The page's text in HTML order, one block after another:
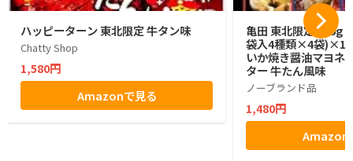
ハッピーターン 東北限定 牛タン味
Chatty Shop
1,580円
Amazonで見る
亀田 東北限定 176g
袋入4種類×4袋)×1
いか焼き醤油マヨネ
ター 牛たん風味
ノーブランド品
1,480円
Amazon